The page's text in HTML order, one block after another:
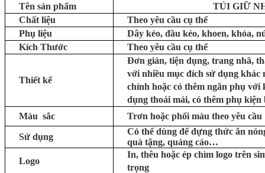
Tên sản phẩm
TÚI GIỮ
Chất liệu
Theo yêu cầu cụ thể
Phụ liệu
Dây kéo, đầu kéo, khoen, khóa,
Kích Thước
Theo yêu cầu cụ thể
Thiết kế
Đơn giản, tiện dụng, trang nhã,
với nhiều mục đích sử dụng khác
chính hoặc có thêm ngăn phụ
dụng thoải mái, có thêm phụ kiện
Màu sắc
Trơn hoặc phối màu theo yêu cầu
Sử dụng
Có thể dùng để đựng thức ăn
quà tặng, quảng cáo…
Logo
In, thêu hoặc ép chìm logo trên
trọng